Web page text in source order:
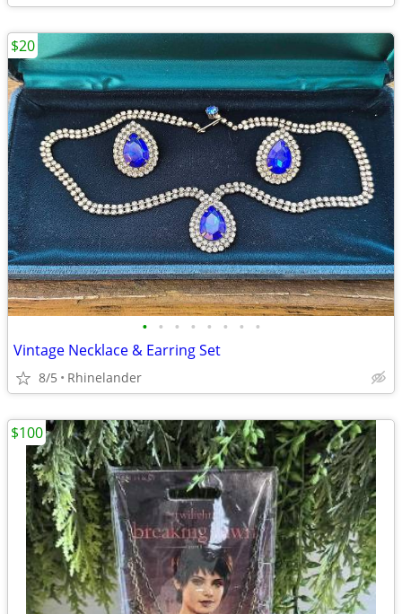
• • • • • • • •
Vintage Necklace & Earring Set
8/5 Rhinelander
$20
$100